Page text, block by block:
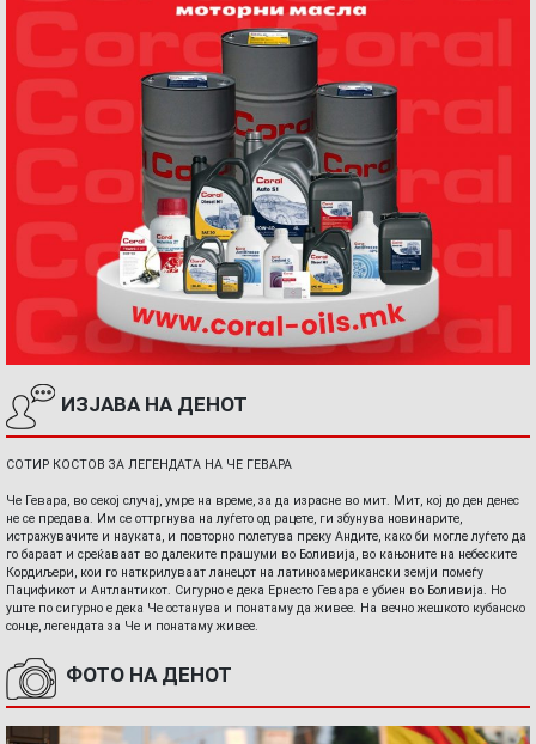
ИЗЈАВА НА ДЕНОТ
СОТИР КОСТОВ ЗА ЛЕГЕНДАТА НА ЧЕ ГЕВАРА
Че Гевара, во секој случај, умре на време, за да израсне во мит. Мит, кој до ден денес
не се предава. Им се оттргнува на луѓето од рацете, ги збунува новинарите,
истражувачите и науката, и повторно полетува преку Андите, како би могле луѓето да
го бараат и среќаваат во далеките прашуми во Боливија, во кањоните на небеските
Кордиљери, кои го наткрилуваат ланецот на латиноамерикански земји помеѓу
Пацификот и Антлантикот. Сигурно е дека Ернесто Гевара е убиен во Боливија. Но
уште по сигурно е дека Че останува и понатаму да живее. На вечно жешкото кубанско
сонце, легендата за Че и понатаму живее.
ФОТО НА ДЕНОТ